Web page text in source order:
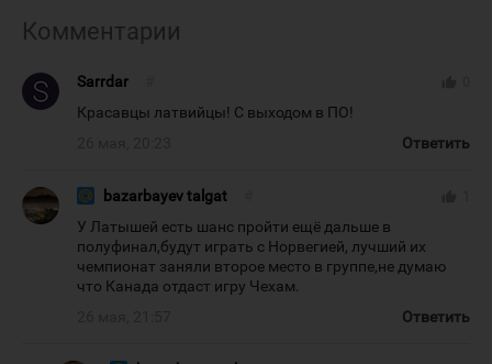
Комментарии
Sarrdar
Красавцы латвийцы! С выходом в ПО!
Ответить
bazarbayev talgat
У Латышей есть шанс пройти ещё дальше в
полуфинал,будут играть с Норвегией, лучший их
чемпионат заняли второе место в группе,не думаю
что Канада отдаст игру Чехам.
Ответить